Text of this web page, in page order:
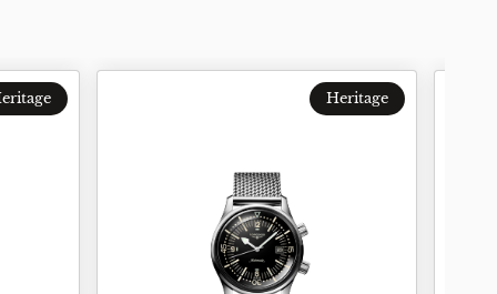
Heritage